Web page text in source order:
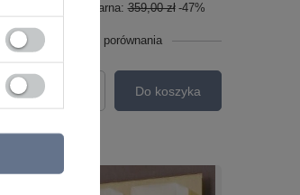
Cena regularna:359,00 zł -47%
+ Dodaj do porównania
Ilość produktówDo koszyka